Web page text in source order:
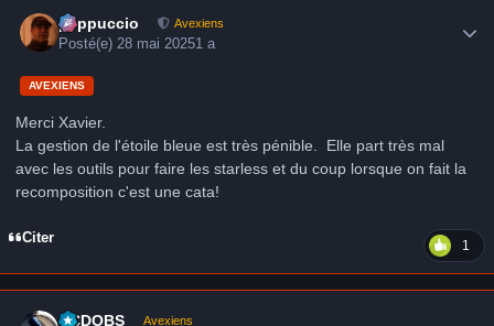
peppuccio Avexiens
Posté(e) 28 mai 20251 a
AVEXIENS
Merci Xavier.
La gestion de l'étoile bleue est très pénible. Elle part très mal
avec les outils pour faire les starless et du coup lorsque on fait la
recomposition c'est une cata!
Citer 1
CCDOBS Avexiens